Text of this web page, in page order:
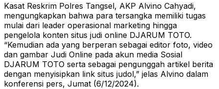
Kasat Reskrim Polres Tangsel, AKP Alvino Cahyadi,
mengungkapkan bahwa para tersangka memiliki tugas
mulai dari leader operasional marketing hingga
pengelola konten situs judi online DJARUM TOTO.
“Kemudian ada yang berperan sebagai editor foto, video
dan gambar Judi Online pada akun media Sosial
DJARUM TOTO serta sebagai pengunggah artikel berita
dengan menyisipkan link situs judol,” jelas Alvino dalam
konferensi pers, Jumat (6/12/2024).